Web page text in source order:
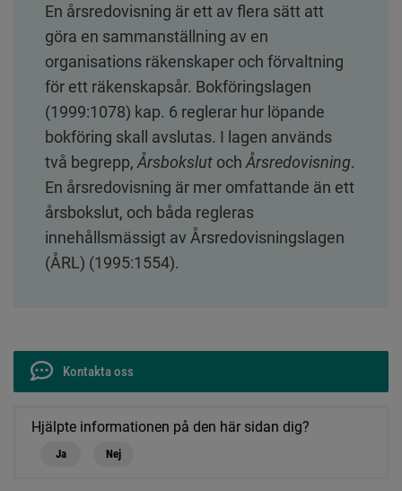
En årsredovisning är ett av flera sätt att
göra en sammanställning av en
organisations räkenskaper och förvaltning
för ett räkenskapsår. Bokföringslagen
(1999:1078) kap. 6 reglerar hur löpande
bokföring skall avslutas. I lagen används
två begrepp, Årsbokslut och Årsredovisning.
En årsredovisning är mer omfattande än ett
årsbokslut, och båda regleras
innehållsmässigt av Årsredovisningslagen
(ÅRL) (1995:1554).
Kontakta oss
Hjälpte informationen på den här sidan dig?
Ja Nej